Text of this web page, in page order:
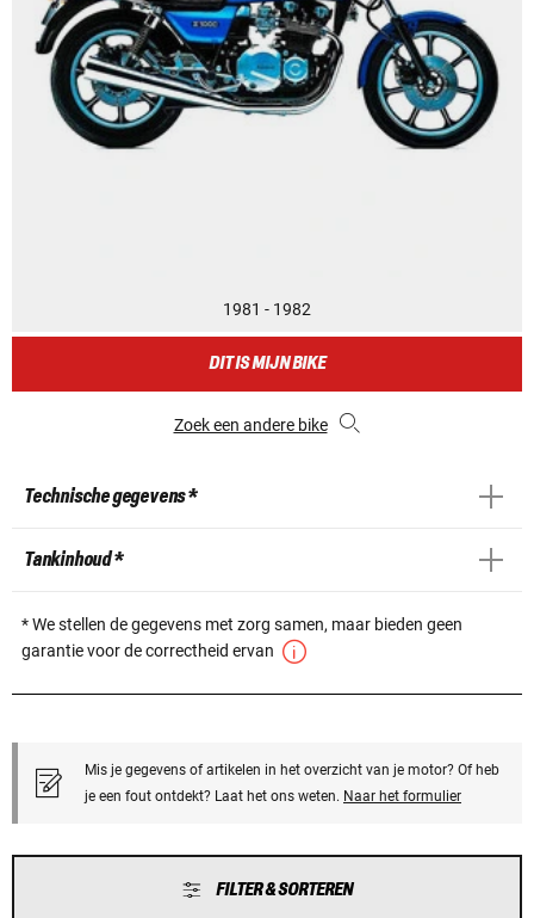
1981 - 1982
DIT IS MIJN BIKE
Zoek een andere bike
Technische gegevens *
Tankinhoud *
* We stellen de gegevens met zorg samen, maar bieden geen
garantie voor de correctheid ervan
Mis je gegevens of artikelen in het overzicht van je motor? Of heb
je een fout ontdekt? Laat het ons weten. Naar het formulier
FILTER & SORTEREN